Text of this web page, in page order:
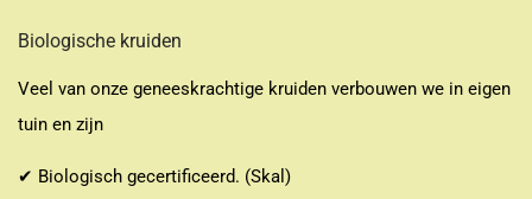
Biologische kruiden
Veel van onze geneeskrachtige kruiden verbouwen we in eigen
tuin en zijn
✔ Biologisch gecertificeerd. (Skal)